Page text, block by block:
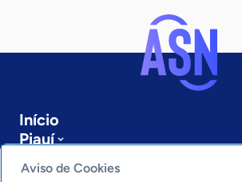
Início
Piauí
Sobre a ASN
Últimas notícias
Aviso de Cookies